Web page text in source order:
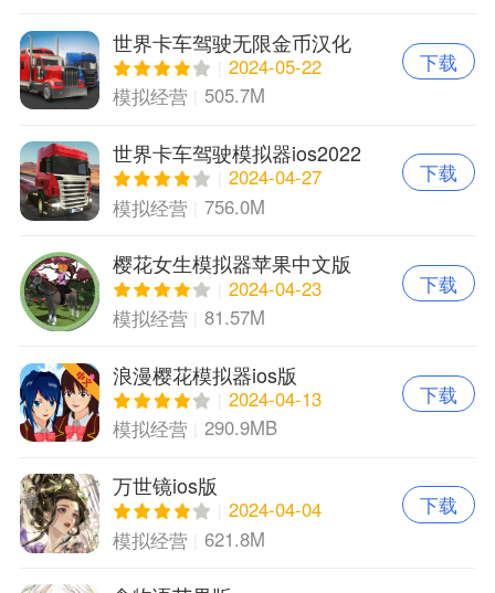
世界卡车驾驶无限金币汉化
版新版本苹果版2024-05-22
模拟经营
505.7M
下载
世界卡车驾驶模拟器ios2022
版本
2024-04-27
模拟经营
756.0M
下载
樱花女生模拟器苹果中文版
2024-04-23
模拟经营
81.57M
下载
浪漫樱花模拟器ios版
2024-04-13
模拟经营
290.9MB
下载
万世镜ios版
2024-04-04
模拟经营
621.8M
下载